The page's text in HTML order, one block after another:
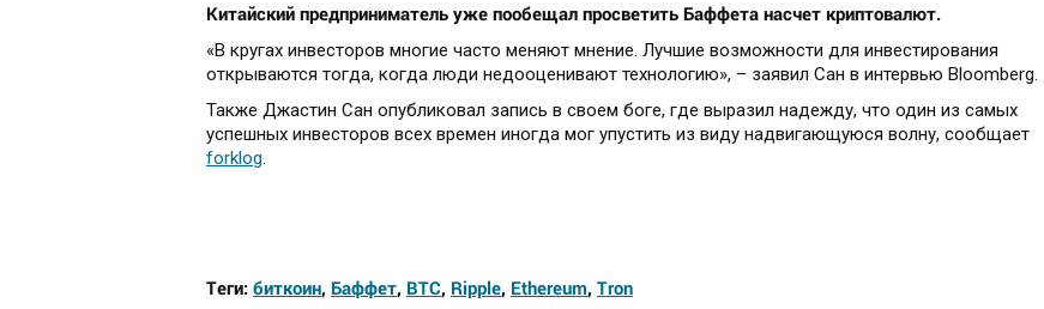
Китайский предприниматель уже пообещал просветить Баффета насчет криптовалют.
«В кругах инвесторов многие часто меняют мнение. Лучшие возможности для инвестирования
открываются тогда, когда люди недооценивают технологию», – заявил Сан в интервью Bloomberg.
Также Джастин Сан опубликовал запись в своем боге, где выразил надежду, что один из самых
успешных инвесторов всех времен иногда мог упустить из виду надвигающуюся волну, сообщает
forklog.
Теги: биткоин, Баффет, BTC, Ripple, Ethereum, Tron